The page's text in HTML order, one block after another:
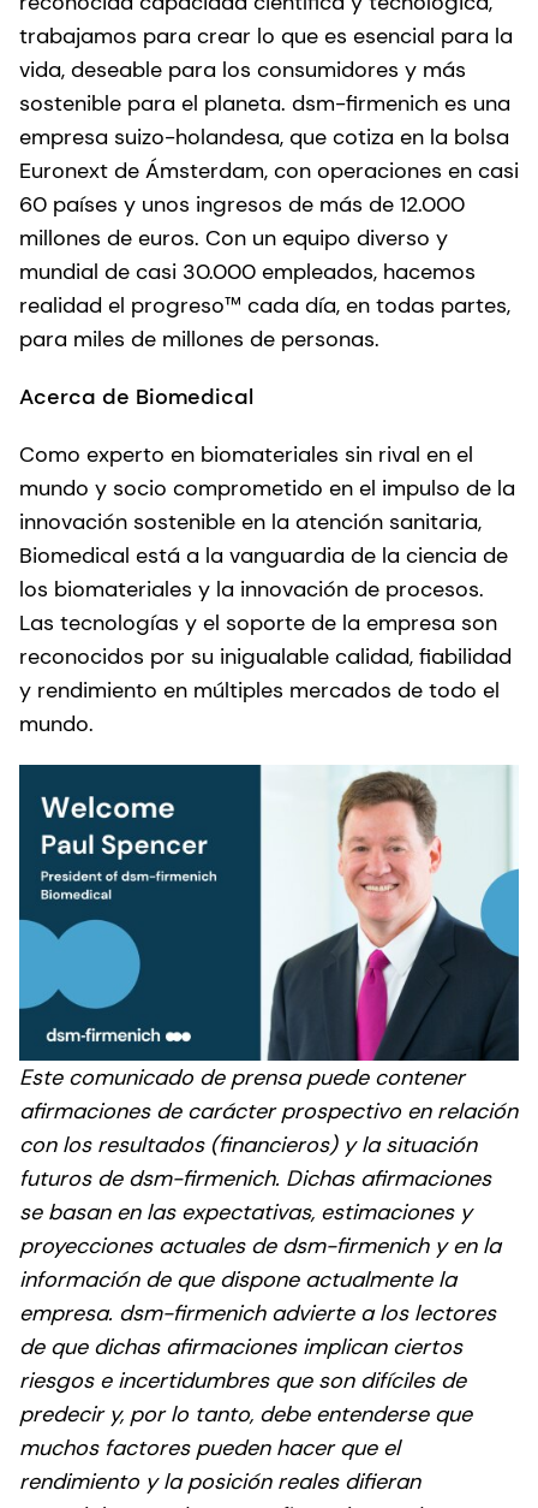
trabajamos para crear lo que es esencial para la
vida, deseable para los consumidores y más
sostenible para el planeta. dsm-firmenich es una
empresa suizo-holandesa, que cotiza en la bolsa
Euronext de Ámsterdam, con operaciones en casi
60 países y unos ingresos de más de 12.000
millones de euros. Con un equipo diverso y
mundial de casi 30.000 empleados, hacemos
realidad el progreso™ cada día, en todas partes,
para miles de millones de personas.
Acerca de Biomedical
Como experto en biomateriales sin rival en el
mundo y socio comprometido en el impulso de la
innovación sostenible en la atención sanitaria,
Biomedical está a la vanguardia de la ciencia de
los biomateriales y la innovación de procesos.
Las tecnologías y el soporte de la empresa son
reconocidos por su inigualable calidad, fiabilidad
y rendimiento en múltiples mercados de todo el
mundo.
Este comunicado de prensa puede contener
afirmaciones de carácter prospectivo en relación
con los resultados (financieros) y la situación
futuros de dsm-firmenich. Dichas afirmaciones
se basan en las expectativas, estimaciones y
proyecciones actuales de dsm-firmenich y en la
información de que dispone actualmente la
empresa. dsm-firmenich advierte a los lectores
de que dichas afirmaciones implican ciertos
riesgos e incertidumbres que son difíciles de
predecir y, por lo tanto, debe entenderse que
muchos factores pueden hacer que el
rendimiento y la posición reales difieran